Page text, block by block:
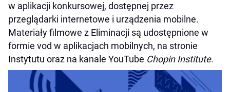
w aplikacji konkursowej, dostępnej przez
przeglądarki internetowe i urządzenia mobilne.
Materiały filmowe z Eliminacji są udostępnione w
formie vod w aplikacjach mobilnych, na stronie
Instytutu oraz na kanale YouTube Chopin Institute.